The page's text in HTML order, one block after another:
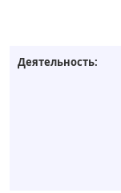
Деятельность: